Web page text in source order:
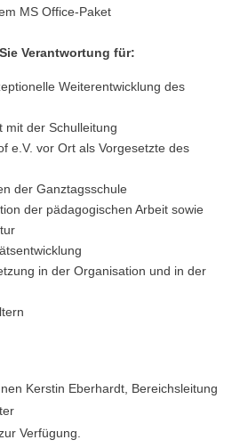
MS Office-Paket
Verantwortung für:
Weiterentwicklung des
mit der Schulleitung
e.V. vor Ort als Vorgesetzte des
der Ganztagsschule
der pädagogischen Arbeit sowie
in der Organisation und in der
Kerstin Eberhardt, Bereichsleitung
Verfügung.